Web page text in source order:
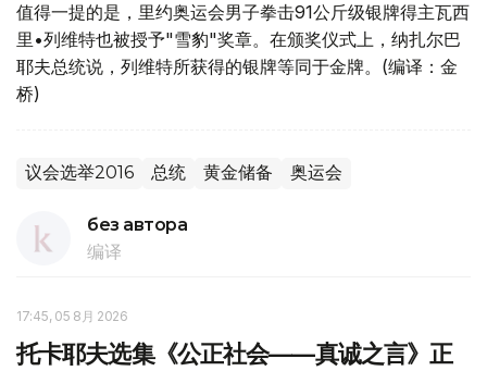
值得一提的是，里约奥运会男子拳击91公斤级银牌得主瓦西
里•列维特也被授予"雪豹"奖章。在颁奖仪式上，纳扎尔巴
耶夫总统说，列维特所获得的银牌等同于金牌。(编译：金
桥)
议会选举2016 总统 黄金储备 奥运会
без автора
编译
17:45, 05 8月 2026
托卡耶夫选集《公正社会——真诚之言》正